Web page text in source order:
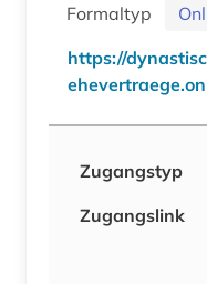
Formaltyp
https://
Zugangstyp
Zugangslink